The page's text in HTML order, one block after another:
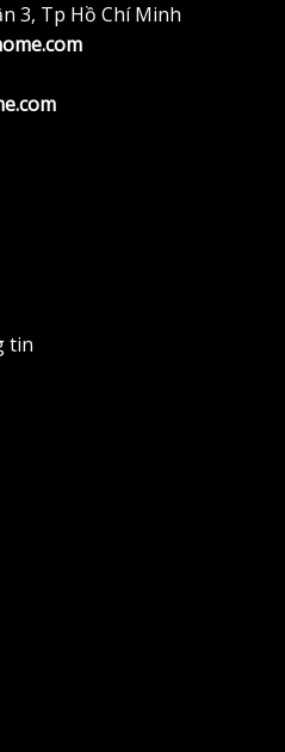
3, Tp Hồ Chí Minh
tin